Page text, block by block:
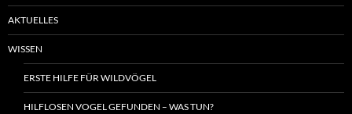
AKTUELLES
WISSEN
ERSTE HILFE FÜR WILDVÖGEL
HILFLOSEN VOGEL GEFUNDEN – WAS TUN?